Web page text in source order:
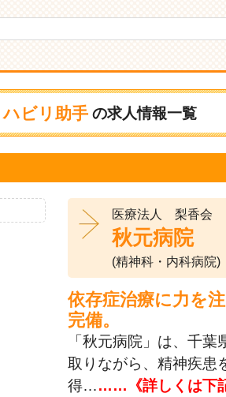
ハビリ助手 の求人情報一覧
医療法人 梨香会
秋元病院
(精神科・内科病院)
依存症治療に力を
完備。
「秋元病院」は、千
取りながら、精神疾患
得………《詳しくは下